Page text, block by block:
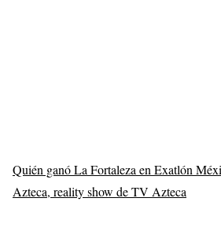
Quién ganó La Fortaleza en Exatlón
Azteca, reality show de TV Azteca